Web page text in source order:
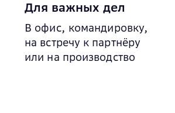
Для важных дел
В офис, командировку,
на встречу к партнёру
или на производство